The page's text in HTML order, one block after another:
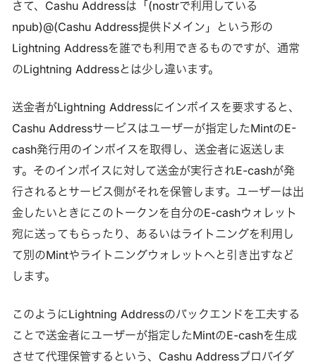
考案者の名前を取って原始的なChaumian Mintに分類される
暗号資産取引プラットフォームの代表例です。 Chaumian
Mintは、運営母体のサーバー(Mint) がデジタル署名したトー
クンを付与し、ユーザーは移転の際にサーバーにそのトーク
ンの所有権移転を請求するという構造
さて、Cashu Addressは「(nostrで利用している
npub)@(Cashu Address提供ドメイン」という形の
Lightning Addressを誰でも利用できるものですが、通常
のLightning Addressとは少し違います。
送金者がLightning Addressにインボイスを要求すると、
Cashu Addressサービスはユーザーが指定したMintのE-
cash発行用のインボイスを取得し、送金者に返送しま
す。そのインボイスに対して送金が実行されE-cashが発
行されるとサービス側がそれを保管します。ユーザーは出
金したいときにこのトークンを自分のE-cashウォレット
宛に送ってもらったり、あるいはライトニングを利用し
て別のMintやライトニングウォレットへと引き出すなど
します。
このようにLightning Addressのバックエンドを工夫する
ことで送金者にユーザーが指定したMintのE-cashを生成
させて代理保管するという、Cashu Addressプロバイダ